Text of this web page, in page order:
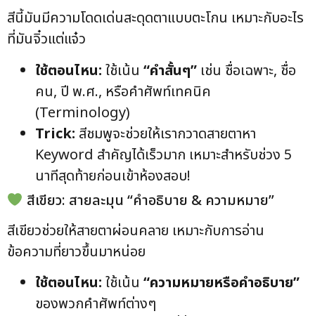
สีนี้มันมีความโดดเด่นสะดุดตาแบบตะโกน เหมาะกับอะไร
ที่มันจิ๋วแต่แจ๋ว
ใช้ตอนไหน: ใช้เน้น “คำสั้นๆ” เช่น ชื่อเฉพาะ, ชื่อ
คน, ปี พ.ศ., หรือคำศัพท์เทคนิค
(Terminology)
Trick: สีชมพูจะช่วยให้เรากวาดสายตาหา
Keyword สำคัญได้เร็วมาก เหมาะสำหรับช่วง 5
นาทีสุดท้ายก่อนเข้าห้องสอบ!
สีเขียว: สายละมุน “คำอธิบาย & ความหมาย”
สีเขียวช่วยให้สายตาผ่อนคลาย เหมาะกับการอ่าน
ข้อความที่ยาวขึ้นมาหน่อย
ใช้ตอนไหน: ใช้เน้น “ความหมายหรือคำอธิบาย”
ของพวกคำศัพท์ต่างๆ